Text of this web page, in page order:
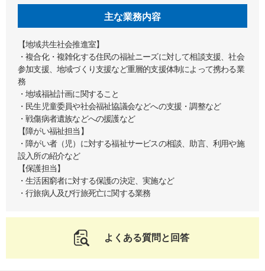
主な業務内容
【地域共生社会推進室】
・複合化・複雑化する住民の福祉ニーズに対して相談支援、社会
参加支援、地域づくり支援など重層的支援体制によって携わる業
務
・地域福祉計画に関すること
・民生児童委員や社会福祉協議会などへの支援・調整など
・戦傷病者遺族などへの援護など
【障がい福祉担当】
・障がい者（児）に対する福祉サービスの相談、助言、利用や施
設入所の紹介など
【保護担当】
・生活困窮者に対する保護の決定、実施など
・行旅病人及び行旅死亡に関する業務
よくある質問と回答